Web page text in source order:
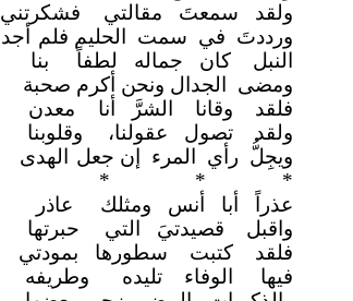
ولقد سمعتَ مقالتي
فشكرتني
ورددتَ في سمت الحليم فلم
أجد
النبل كان جماله لطفاً
بنا
ومضى الجدال ونحن أكرم صحبة
فلقد وقانا الشرَّ أنا
معدن
ولقد تصول عقولنا،
وقلوبنا
ويجِلُّ رأي المرء إن جعل
الهدى
* *
*
عذراً أبا أنس ومثلك
عاذر
واقبل قصيدتيَ التي
حبرتها
فلقد كتبت سطورها بمودتي
فيها الوفاء تليده
وطريفه